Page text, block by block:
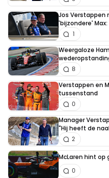
Jos Verstappen
'bijzondere'
1
Weergaloze
8
Verstappen en
tussenstand
0
Manager
"Hij heeft de
2
McLaren hint op
0